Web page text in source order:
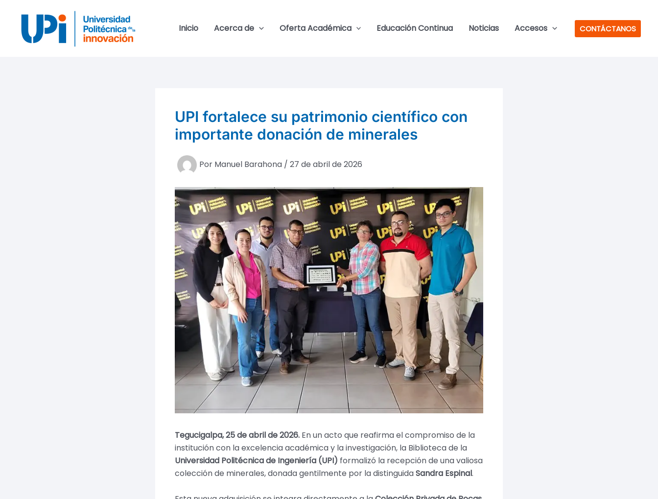
contenido
Inicio Acerca de Oferta Académica Educación Continua Noticias Accesos CONTÁCTANOS
UPI fortalece su patrimonio científico con
importante donación de minerales
Por Manuel Barahona / 27 de abril de 2026
Tegucigalpa, 25 de abril de 2026. En un acto que reafirma el compromiso de la
institución con la excelencia académica y la investigación, la Biblioteca de la
Universidad Politécnica de Ingeniería (UPI) formalizó la recepción de una valiosa
colección de minerales, donada gentilmente por la distinguidaSandra Espinal.